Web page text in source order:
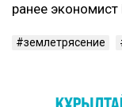
ранее
землетрясение